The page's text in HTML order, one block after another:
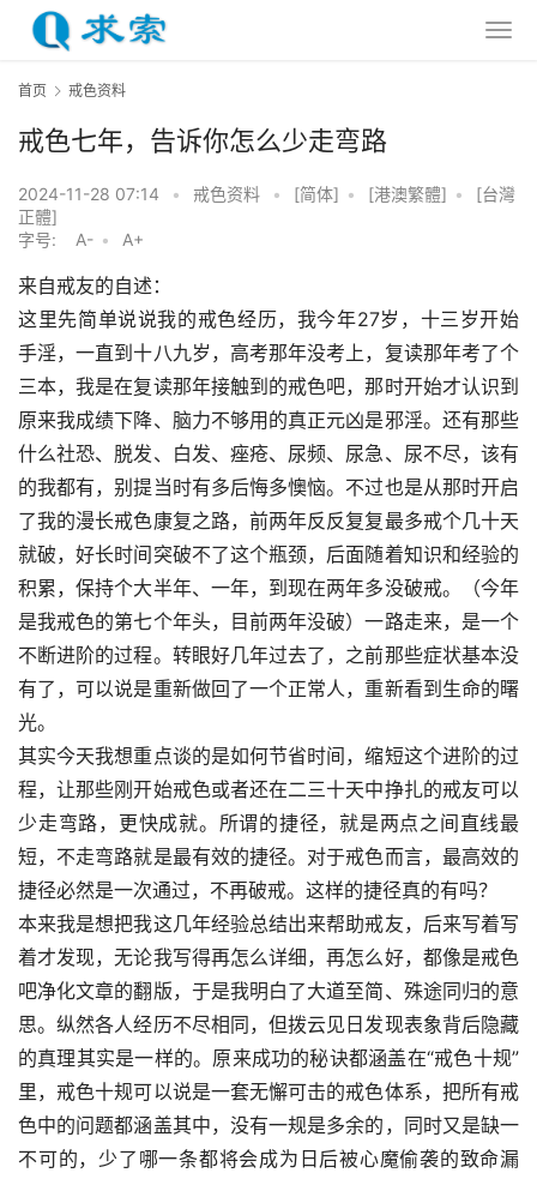
首页 戒色资料
戒色七年，告诉你怎么少走弯路
2024-11-28 07:14 • 戒色资料 • [简体] • [港澳繁體] •
[台灣
正體]
字号:
A- • A+
来自戒友的自述：
这里先简单说说我的戒色经历，我今年27岁，十三岁开始
手淫，一直到十八九岁，高考那年没考上，复读那年考了个
三本，我是在复读那年接触到的戒色吧，那时开始才认识到
原来我成绩下降、脑力不够用的真正元凶是邪淫。还有那些
什么社恐、脱发、白发、痤疮、尿频、尿急、尿不尽，该有
的我都有，别提当时有多后悔多懊恼。不过也是从那时开启
了我的漫长戒色康复之路，前两年反反复复最多戒个几十天
就破，好长时间突破不了这个瓶颈，后面随着知识和经验的
积累，保持个大半年、一年，到现在两年多没破戒。（今年
是我戒色的第七个年头，目前两年没破）一路走来，是一个
不断进阶的过程。转眼好几年过去了，之前那些症状基本没
有了，可以说是重新做回了一个正常人，重新看到生命的曙
光。
其实今天我想重点谈的是如何节省时间，缩短这个进阶的过
程，让那些刚开始戒色或者还在二三十天中挣扎的戒友可以
少走弯路，更快成就。所谓的捷径，就是两点之间直线最
短，不走弯路就是最有效的捷径。对于戒色而言，最高效的
捷径必然是一次通过，不再破戒。这样的捷径真的有吗？
本来我是想把我这几年经验总结出来帮助戒友，后来写着写
着才发现，无论我写得再怎么详细，再怎么好，都像是戒色
吧净化文章的翻版，于是我明白了大道至简、殊途同归的意
思。纵然各人经历不尽相同，但拨云见日发现表象背后隐藏
的真理其实是一样的。原来成功的秘诀都涵盖在“戒色十规”
里，戒色十规可以说是一套无懈可击的戒色体系，把所有戒
色中的问题都涵盖其中，没有一规是多余的，同时又是缺一
不可的，少了哪一条都将会成为日后被心魔偷袭的致命漏